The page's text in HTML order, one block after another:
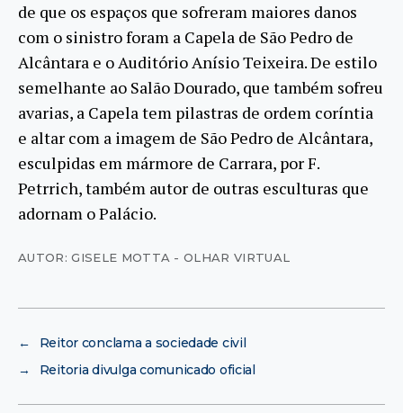
de que os espaços que sofreram maiores danos
com o sinistro foram a Capela de São Pedro de
Alcântara e o Auditório Anísio Teixeira. De estilo
semelhante ao Salão Dourado, que também sofreu
avarias, a Capela tem pilastras de ordem coríntia
e altar com a imagem de São Pedro de Alcântara,
esculpidas em mármore de Carrara, por F.
Petrrich, também autor de outras esculturas que
adornam o Palácio.
AUTOR: GISELE MOTTA - OLHAR VIRTUAL
←
Reitor conclama a sociedade civil
→
Reitoria divulga comunicado oficial